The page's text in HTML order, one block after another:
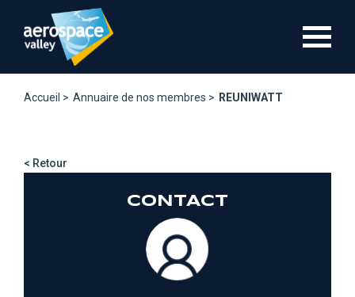
contenu
Accueil > Annuaire de nos membres > REUNIWATT
< Retour
CONTACT